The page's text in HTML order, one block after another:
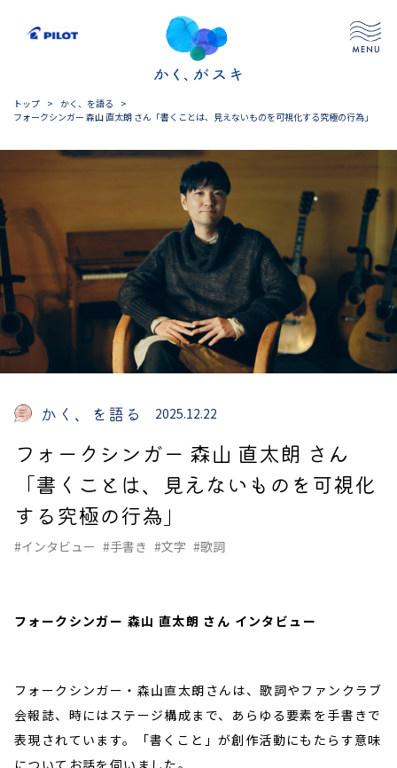
トップ > かく、を語る
>
フォークシンガー 森山 直太朗 さん「書くことは、見えないものを可視化する究極の行為」
かく、を語る 2025.12.22
フォークシンガー 森山 直太朗 さん
「書くことは、見えないものを可視化
する究極の行為」
#インタビュー #手書き #文字 #歌詞
フォークシンガー 森山 直太朗 さん インタビュー
フォークシンガー・森山直太朗さんは、歌詞やファンクラブ
会報誌、時にはステージ構成まで、あらゆる要素を手書きで
表現されています。「書くこと」が創作活動にもたらす意味
についてお話を伺いました。